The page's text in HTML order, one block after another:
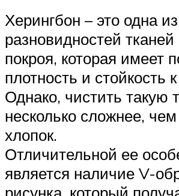
Херингбон – это одна из
разновидностей тканей
покроя, которая имеет
плотность и стойкость
Однако, чистить такую
несколько сложнее,
хлопок.
Отличительной ее
является наличие V-